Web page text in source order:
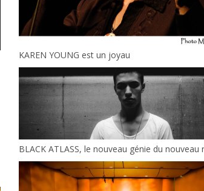
KAREN YOUNG est un joyau
BLACK ATLASS, le nouveau génie du nouveau